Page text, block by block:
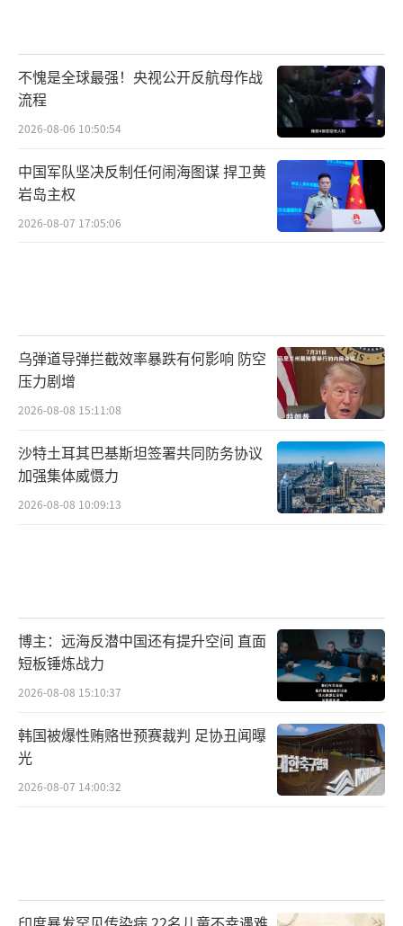
不愧是全球最强！央视公开反航母作战
流程
2026-08-06 10:50:54
中国军队坚决反制任何闹海图谋 捍卫黄
岩岛主权
2026-08-07 17:05:06
乌弹道导弹拦截效率暴跌有何影响 防空
压力剧增
2026-08-08 15:11:08
沙特土耳其巴基斯坦签署共同防务协议
加强集体威慑力
2026-08-08 10:09:13
博主：远海反潜中国还有提升空间 直面
短板锤炼战力
2026-08-08 15:10:37
韩国被爆性贿赂世预赛裁判 足协丑闻曝
光
2026-08-07 14:00:32